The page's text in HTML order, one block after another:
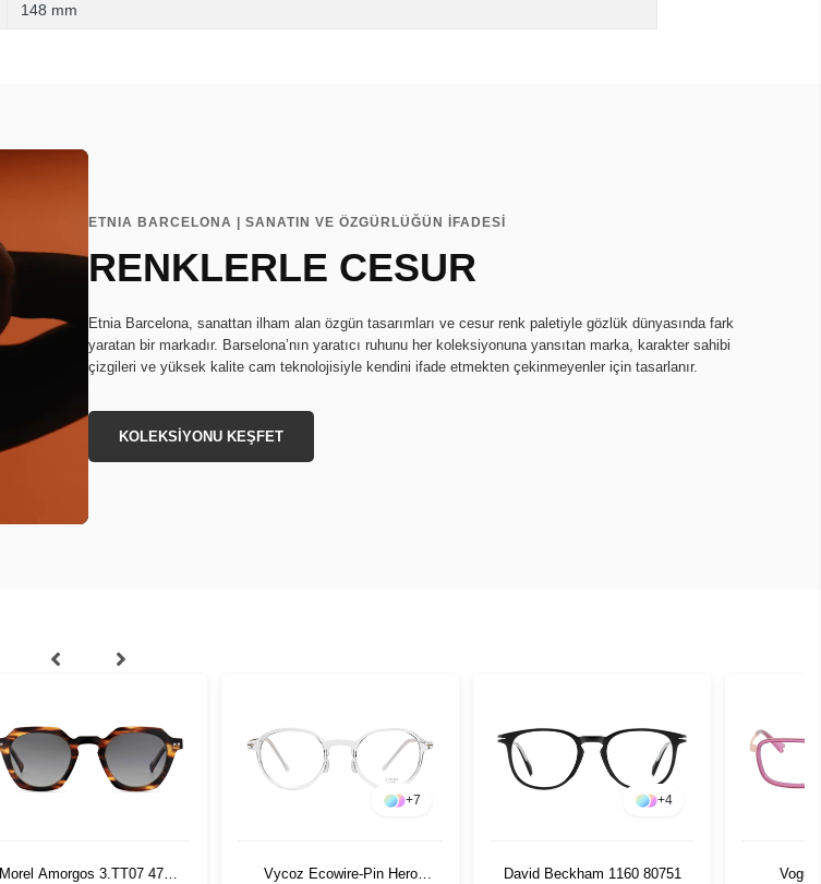
148 mm
ETNIA BARCELONA | SANATIN VE ÖZGÜRLÜĞÜN İFADESİ
RENKLERLE CESUR
Etnia Barcelona, sanattan ilham alan özgün tasarımları ve cesur renk paletiyle gözlük dünyasında fark
yaratan bir markadır. Barselona’nın yaratıcı ruhunu her koleksiyonuna yansıtan marka, karakter sahibi
çizgileri ve yüksek kalite cam teknolojisiyle kendini ifade etmekten çekinmeyenler için tasarlanır.
KOLEKSİYONU KEŞFET
Morel Amorgos 3.TT07 4724
+7
Vycoz Ecowire-Pin Hero
+4
David Beckham 1160 80751